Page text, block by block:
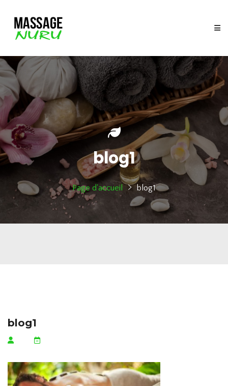
blog1
Page d'accueil blog1
blog1